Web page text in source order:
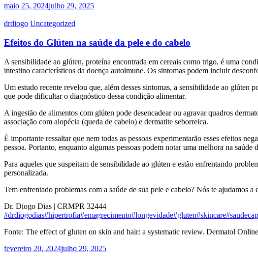
maio 25, 2024julho 29, 2025
drdiogo Uncategorized
Efeitos do Glúten na saúde da pele e do cabelo
A sensibilidade ao glúten, proteína encontrada em cereais como trigo, é uma
intestino característicos da doença autoimune. Os sintomas podem incluir
Um estudo recente revelou que, além desses sintomas, a sensibilidade ao glúten
que pode dificultar o diagnóstico dessa condição alimentar.
A ingestão de alimentos com glúten pode desencadear ou agravar quadros
associação com alopécia (queda de cabelo) e dermatite seborreica.
É importante ressaltar que nem todas as pessoas experimentarão esses efeitos
pessoa. Portanto, enquanto algumas pessoas podem notar uma melhora na
Para aqueles que suspeitam de sensibilidade ao glúten e estão enfrentando
personalizada.
Tem enfrentado problemas com a saúde de sua pele e cabelo? Nós te ajudamos
Dr. Diogo Dias | CRMPR 32444
#drdiogodias#hipertrofia#emagrecimento#longevidade#gluten#skincare
Fonte: The effect of gluten on skin and hair: a systematic review. Dermatol
fevereiro 20, 2024julho 29, 2025